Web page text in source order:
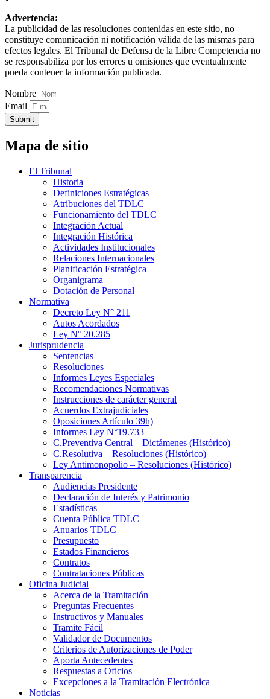
Advertencia:
La publicidad de las resoluciones contenidas en este sitio, no
constituye comunicación ni notificación válida de las mismas para
efectos legales. El Tribunal de Defensa de la Libre Competencia no
se responsabiliza por los errores u omisiones que eventualmente
pueda contener la información publicada.
Nombre
Email
Submit
Mapa de sitio
El Tribunal
Historia
Definiciones Estratégicas
Atribuciones del TDLC
Funcionamiento del TDLC
Integración Actual
Integración Histórica
Actividades Institucionales
Relaciones Internacionales
Planificación Estratégica
Organigrama
Dotación de Personal
Normativa
Decreto Ley N° 211
Autos Acordados
Ley N° 20.285
Jurisprudencia
Sentencias
Resoluciones
Informes Leyes Especiales
Recomendaciones Normativas
Instrucciones de carácter general
Acuerdos Extrajudiciales
Oposiciones Artículo 39h)
Informes Ley N°19.733
C.Preventiva Central – Dictámenes (Histórico)
C.Resolutiva – Resoluciones (Histórico)
Ley Antimonopolio – Resoluciones (Histórico)
Transparencia
Audiencias Presidente
Declaración de Interés y Patrimonio
Estadísticas
Cuenta Pública TDLC
Anuarios TDLC
Presupuesto
Estados Financieros
Contratos
Contrataciones Públicas
Oficina Judicial
Acerca de la Tramitación
Preguntas Frecuentes
Instructivos y Manuales
Tramite Fácil
Validador de Documentos
Criterios de Autorizaciones de Poder
Aporta Antecedentes
Respuestas a Oficios
Excepciones a la Tramitación Electrónica
Noticias